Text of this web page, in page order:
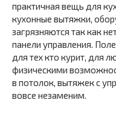
практичная вещь для
кухонные вытяжки,
загрязняются так как
панели управления.
для тех кто курит, для
физическими
в потолок, вытяжек с
вовсе незаменим.